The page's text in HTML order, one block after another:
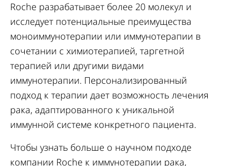
Roche разрабатывает более 20 молекул и
исследует потенциальные преимущества
моноиммунотерапии или иммунотерапии в
сочетании с химиотерапией, таргетной
терапией или другими видами
иммунотерапии. Персонализированный
подход к терапии дает возможность лечения
рака, адаптированного к уникальной
иммунной системе конкретного пациента.
Чтобы узнать больше о научном подходе
компании Roche к иммунотерапии рака,